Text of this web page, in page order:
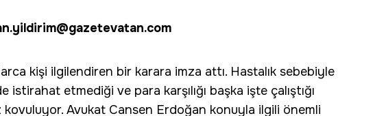
kişi ilgilendiren bir karara imza attı. Hastalık sebebiyle
istirahat etmediği ve para karşılığı başka işte çalıştığı
kovuluyor. Avukat Cansen Erdoğan konuyla ilgili önemli